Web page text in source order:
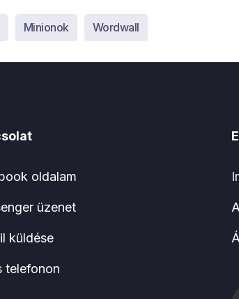
Minionok Wordwall
oldalam
üzenet
küldése
telefonon